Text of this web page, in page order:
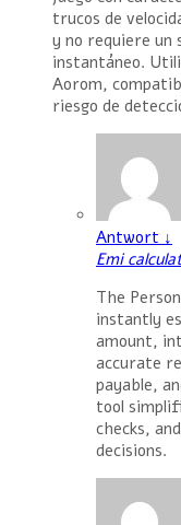
trucos de
y no requiere un
instantáneo.
Aorom,
riesgo de
Antwort ↓
Emi
The
instantly
amount,
accurate
payable,
tool
checks,
decisions.